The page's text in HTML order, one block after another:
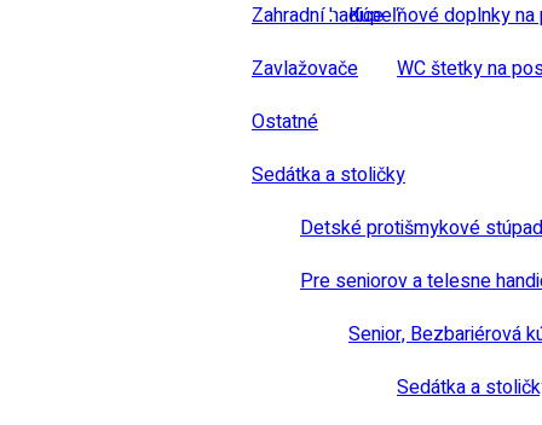
Zahradní hadice
Zavlažovače
Kúpeľňové doplnky
WC štetky na
Ostatné
Sedátka a stoličky
Detské protišmykové
Pre seniorov a telesne
Senior, Bezbariérová
Sedátka a